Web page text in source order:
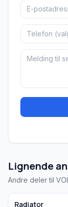
Lignende
Andre deler til
Brukt -
Bedrift
Radiator